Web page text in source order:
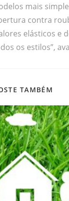
mais
contra
elásticos e
os estilos”,
TAMBÉM